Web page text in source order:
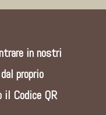
in nostri
proprio
il Codice QR